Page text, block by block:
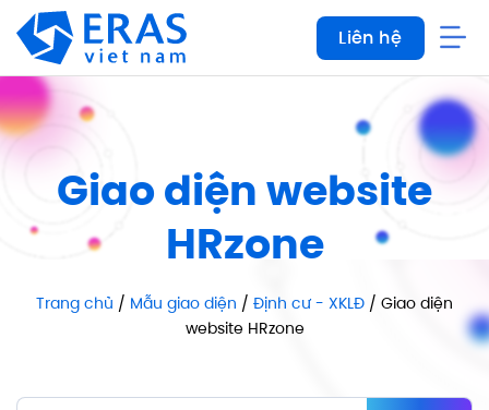
qua
dung
Liên hệ
Giao diện website
HRzone
Trang chủ / Mẫu giao diện / Định cư - XKLĐ / Giao diện
website HRzone